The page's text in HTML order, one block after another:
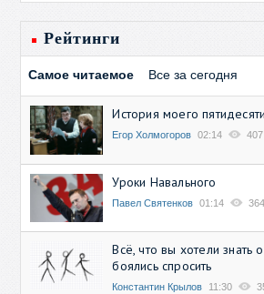
Рейтинги
Самое читаемое Все за сегодня
История моего
Егор Холмогоров 02:14
Уроки Навального
Павел Святенков 01:14
Всё, что вы хотели знать
боялись спросить
Константин Крылов 11:30